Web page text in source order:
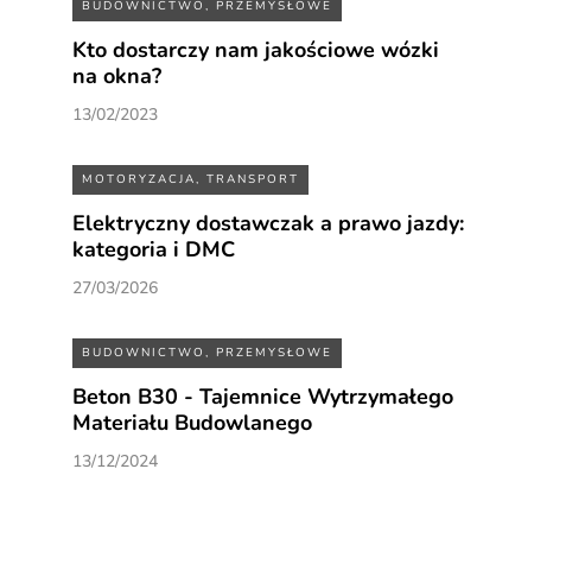
BUDOWNICTWO, PRZEMYSŁOWE
Kto dostarczy nam jakościowe wózki
na okna?
13/02/2023
MOTORYZACJA, TRANSPORT
Elektryczny dostawczak a prawo jazdy:
kategoria i DMC
27/03/2026
BUDOWNICTWO, PRZEMYSŁOWE
Beton B30 - Tajemnice Wytrzymałego
Materiału Budowlanego
13/12/2024